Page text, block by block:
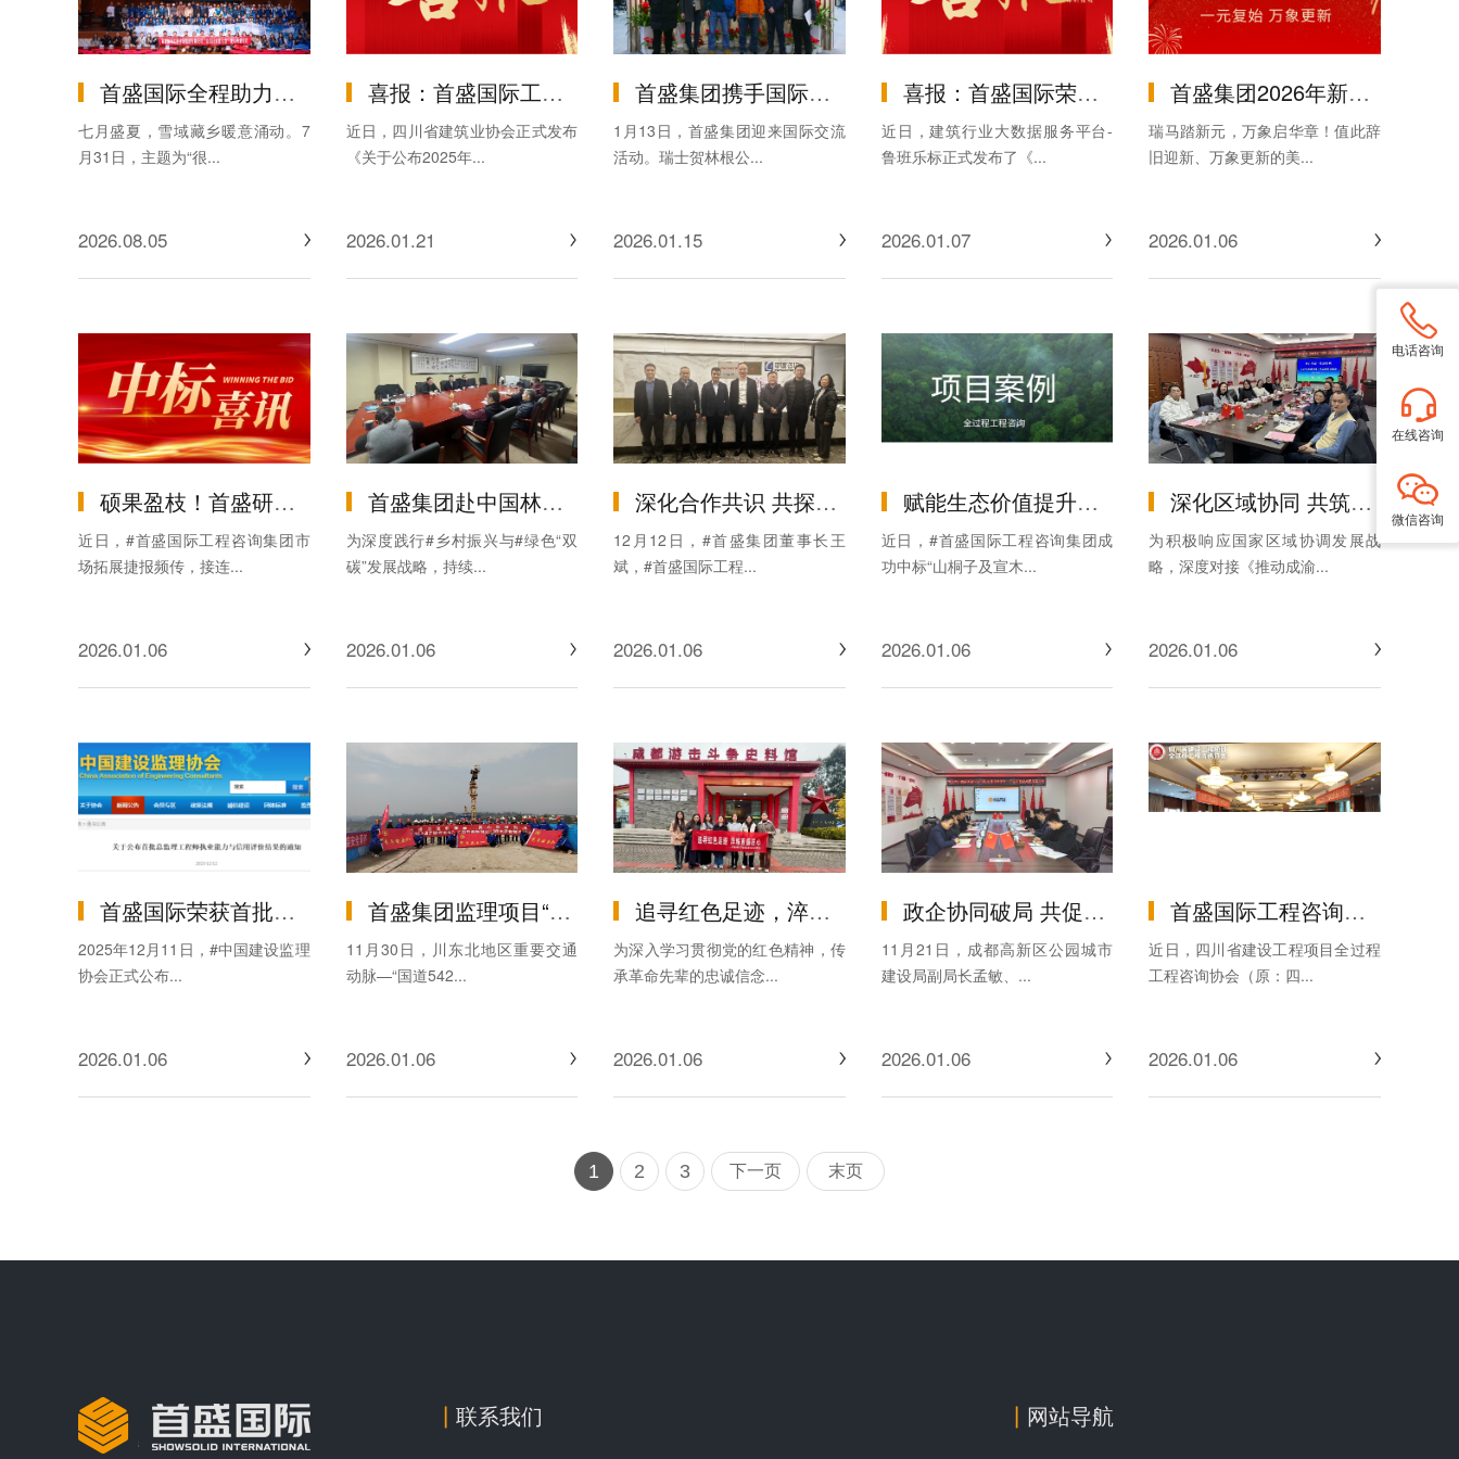
首盛国际全程助力的 “共青团·伙伴计划暨2026年迪庆轻风计划夏令营”圆满落幕
七月盛夏，雪域藏乡暖意涌动。7
月31日，主题为“很...
2026.08.05
喜报：首盛国际工程咨询集团监理项目荣获2025年度“四川省优质机电安装工程”
近日，四川省建筑业协会正式发布
《关于公布2025年...
2026.01.21
首盛集团携手国际专家共话蒲江环境治理，中外智慧赋能生态升级
1月13日，首盛集团迎来国际交流
活动。瑞士贺林根公...
2026.01.15
喜报：首盛国际荣登2025年度全国工程监理中标排行榜第三名
近日，建筑行业大数据服务平台-
鲁班乐标正式发布了《...
2026.01.07
首盛集团2026年新年贺词：凝心聚力破困局，笃行实干启新程
瑞马踏新元，万象启华章！值此辞
旧迎新、万象更新的美...
2026.01.06
硕果盈枝！首盛研究院赋能集团连中两大全过程工程咨询项目及林业产业专项咨询项目，书写产业服务新篇
近日，#首盛国际工程咨询集团市
场拓展捷报频传，接连...
2026.01.06
首盛集团赴中国林业工程建设协会交流座谈
为深度践行#乡村振兴与#绿色“双
碳”发展战略，持续...
2026.01.06
深化合作共识 共探发展新局——首盛集团赴中诚智信工程咨询股份集团有限公司交流座谈
12月12日，#首盛集团董事长王
斌，#首盛国际工程...
2026.01.06
赋能生态价值提升，助力农林产业升级：首盛国际中标 6.8 亿元山桐子及宣木瓜产业示范基地全过程工程咨询项目
近日，#首盛国际工程咨询集团成
功中标“山桐子及宣木...
2026.01.06
深化区域协同 共筑发展生态 -- 首盛国际承办AAPM川渝会员与生态伙伴交流会在蓉成功举办
为积极响应国家区域协调发展战
略，深度对接《推动成渝...
2026.01.06
首盛国际荣获首批总监理工程师执业能力与信用评价AA评级！
2025年12月11日，#中国建设监理
协会正式公布...
2026.01.06
首盛集团监理项目“国道542线达川区管村至石桥段（达石快速路）”控制性工程-巴河特大桥右幅边跨顺利合龙！
11月30日，川东北地区重要交通
动脉—“国道542...
2026.01.06
追寻红色足迹，淬炼首盛匠心 —— 首盛国际工程咨询集团党支部开展红色主题党日活动
为深入学习贯彻党的红色精神，传
承革命先辈的忠诚信念...
2026.01.06
政企协同破局 共促行业高质量发展 —— 成都高新区公园城市建设局副局长孟敏一行莅临首盛集团调研交流
11月21日，成都高新区公园城市
建设局副局长孟敏、...
2026.01.06
首盛国际工程咨询集团荣膺2024年度四川省建设工程项目全过程工程咨询协会“行业企业、人才评价”六项重磅荣誉！
近日，四川省建设工程项目全过程
工程咨询协会（原：四...
2026.01.06
1 2 3 下一页 末页
联系我们 网站导航
电话咨询
在线咨询
微信咨询